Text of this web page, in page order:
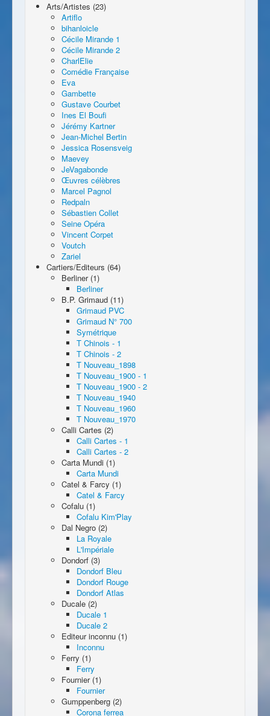
Arts/Artistes (23)
Artiflo
bihanloicle
Cécile Mirande 1
Cécile Mirande 2
CharlElie
Comédie Française
Eva
Gambette
Gustave Courbet
Ines El Boufi
Jérémy Kartner
Jean-Michel Bertin
Jessica Rosensveig
Maevey
JeVagabonde
Œuvres célèbres
Marcel Pagnol
Redpaln
Sébastien Collet
Seine Opéra
Vincent Corpet
Voutch
Zariel
Cartiers/Editeurs (64)
Berliner (1)
Berliner
B.P. Grimaud (11)
Grimaud PVC
Grimaud N° 700
Symétrique
T Chinois - 1
T Chinois - 2
T Nouveau_1898
T Nouveau_1900 - 1
T Nouveau_1900 - 2
T Nouveau_1940
T Nouveau_1960
T Nouveau_1970
Calli Cartes (2)
Calli Cartes - 1
Calli Cartes - 2
Carta Mundi (1)
Carta Mundi
Catel & Farcy (1)
Catel & Farcy
Cofalu (1)
Cofalu Kim'Play
Dal Negro (2)
La Royale
L'Impériale
Dondorf (3)
Dondorf Bleu
Dondorf Rouge
Dondorf Atlas
Ducale (2)
Ducale 1
Ducale 2
Editeur inconnu (1)
Inconnu
Ferry (1)
Ferry
Fournier (1)
Fournier
Gumppenberg (2)
Corona ferrea